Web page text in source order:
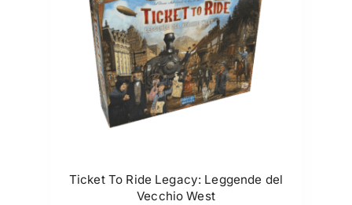
Ticket To Ride Legacy: Leggende del
Vecchio West